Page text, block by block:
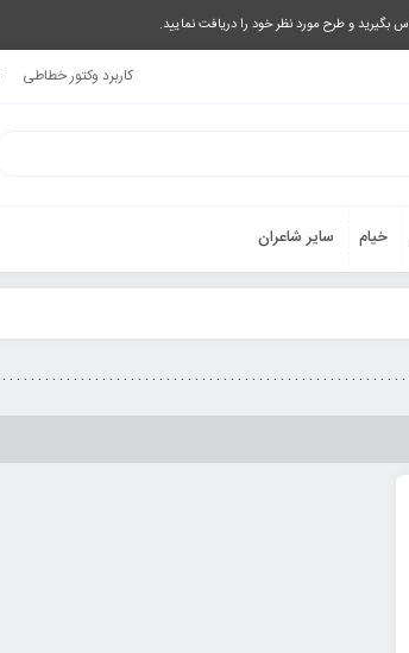
کاربرد وکتور خطاطی
خیام سایر شاعران